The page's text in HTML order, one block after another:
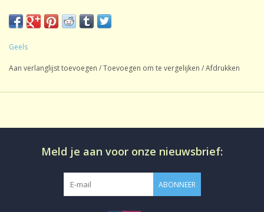
natuurlijk sinaasappelaroma, natuurlijk grapefruitaroma,
Geels
Aan verlanglijst toevoegen /Toevoegen om te vergelijken /Afdrukken
Meld je aan voor onze nieuwsbrief:
ABONNEER